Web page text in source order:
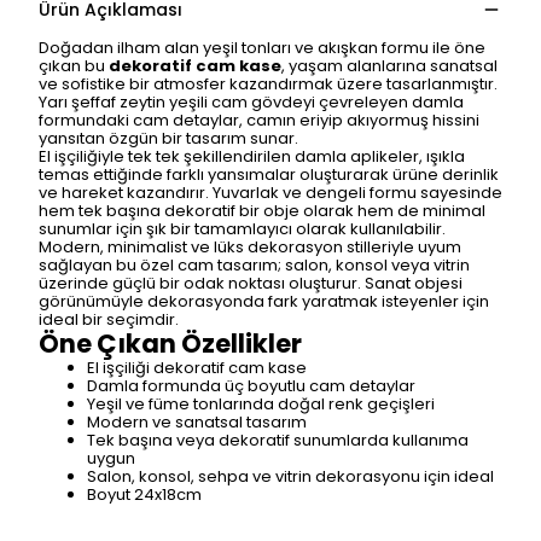
Ürün Açıklaması
Doğadan ilham alan yeşil tonları ve akışkan formu ile öne
çıkan bu dekoratif cam kase, yaşam alanlarına sanatsal
ve sofistike bir atmosfer kazandırmak üzere tasarlanmıştır.
Yarı şeffaf zeytin yeşili cam gövdeyi çevreleyen damla
formundaki cam detaylar, camın eriyip akıyormuş hissini
yansıtan özgün bir tasarım sunar.
El işçiliğiyle tek tek şekillendirilen damla aplikeler, ışıkla
temas ettiğinde farklı yansımalar oluşturarak ürüne derinlik
ve hareket kazandırır. Yuvarlak ve dengeli formu sayesinde
hem tek başına dekoratif bir obje olarak hem de minimal
sunumlar için şık bir tamamlayıcı olarak kullanılabilir.
Modern, minimalist ve lüks dekorasyon stilleriyle uyum
sağlayan bu özel cam tasarım; salon, konsol veya vitrin
üzerinde güçlü bir odak noktası oluşturur. Sanat objesi
görünümüyle dekorasyonda fark yaratmak isteyenler için
ideal bir seçimdir.
Öne Çıkan Özellikler
El işçiliği dekoratif cam kase
Damla formunda üç boyutlu cam detaylar
Yeşil ve füme tonlarında doğal renk geçişleri
Modern ve sanatsal tasarım
Tek başına veya dekoratif sunumlarda kullanıma
uygun
Salon, konsol, sehpa ve vitrin dekorasyonu için ideal
Boyut 24x18cm